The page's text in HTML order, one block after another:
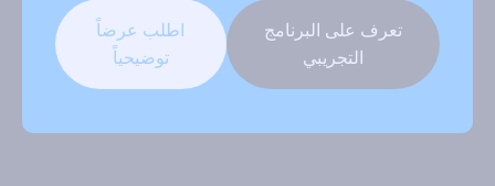
تعرف على البرنامج
التجريبي
اطلب عرضاً
توضيحياً